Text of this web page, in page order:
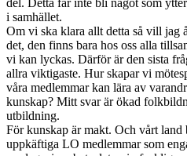
i samhället.
Om vi ska klara allt detta så vill jag
det, den finns bara hos oss alla
vi kan lyckas. Därför är den sista
allra viktigaste. Hur skapar vi
våra medlemmar kan lära av
kunskap? Mitt svar är ökad
utbildning.
För kunskap är makt. Och vårt
uppkäftiga LO medlemmar som